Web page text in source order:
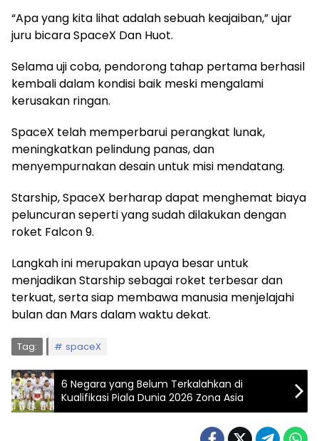
“Apa yang kita lihat adalah sebuah keajaiban,” ujar
juru bicara SpaceX Dan Huot.
Selama uji coba, pendorong tahap pertama berhasil
kembali dalam kondisi baik meski mengalami
kerusakan ringan.
SpaceX telah memperbarui perangkat lunak,
meningkatkan pelindung panas, dan
menyempurnakan desain untuk misi mendatang.
Starship, SpaceX berharap dapat menghemat biaya
peluncuran seperti yang sudah dilakukan dengan
roket Falcon 9.
Langkah ini merupakan upaya besar untuk
menjadikan Starship sebagai roket terbesar dan
terkuat, serta siap membawa manusia menjelajahi
bulan dan Mars dalam waktu dekat.
Tag: spaceX
6 Negara yang Belum Terkalahkan di
Kualifikasi Piala Dunia 2026 Zona Asia